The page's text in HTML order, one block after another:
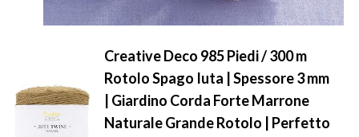
Creative Deco 985 Piedi / 300 m
Rotolo Spago Iuta | Spessore 3 mm
| Giardino Corda Forte Marrone
Naturale Grande Rotolo | Perfetto